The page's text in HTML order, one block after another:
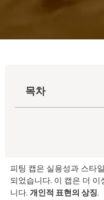
피팅 캡은 실용성과 스타
되었습니다. 이 캡은 더
니다. 개인적 표현의 상징.
목차